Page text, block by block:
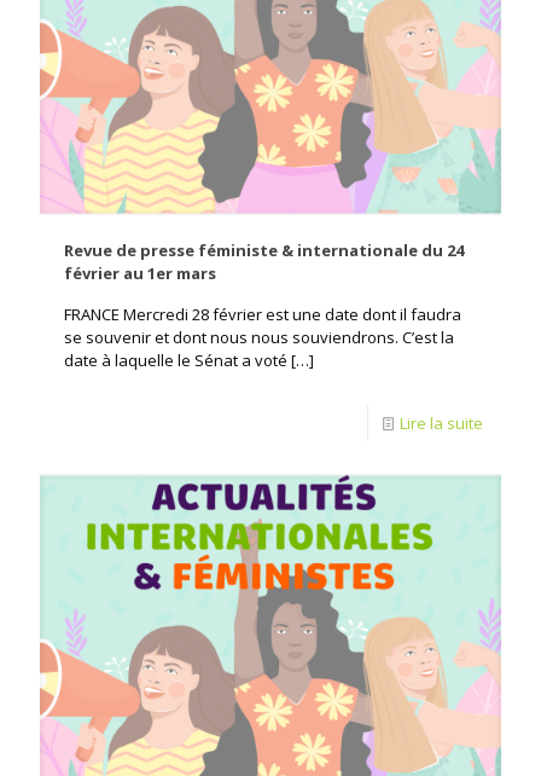
Revue de presse féministe & internationale du 24
février au 1er mars
FRANCE Mercredi 28 février est une date dont il faudra
se souvenir et dont nous nous souviendrons. C’est la
date à laquelle le Sénat a voté […]
Lire la suite